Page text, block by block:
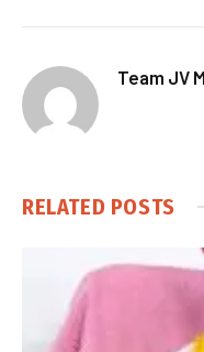
Team JV
RELATED POSTS